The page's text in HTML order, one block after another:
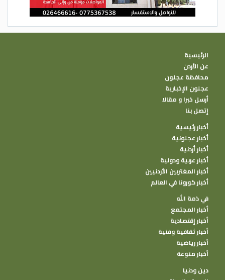
الرئيسية
عن الأردن
محافظة عجلون
عجلون الإخبارية
أرسل خبرا و مقالا
إتصل بنا
أخبار رئيسية
أخبار عجلونية
أخبار أردنية
أخبار عربية ودولية
أخبار المغتربين الأردنيين
أخبار كورونا في العالم
في ذمة الله
أخبار المجتمع
أخبار إقتصادية
أخبار ثقافية وفنية
أخبار رياضية
أخبار منوعة
دين ودنيا